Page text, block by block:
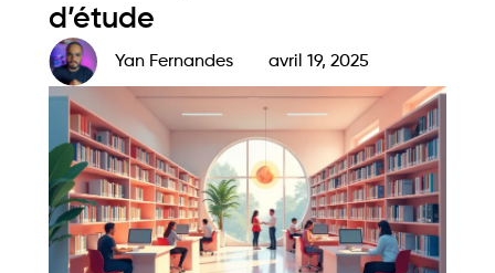
d’étude
Yan Fernandes avril 19, 2025